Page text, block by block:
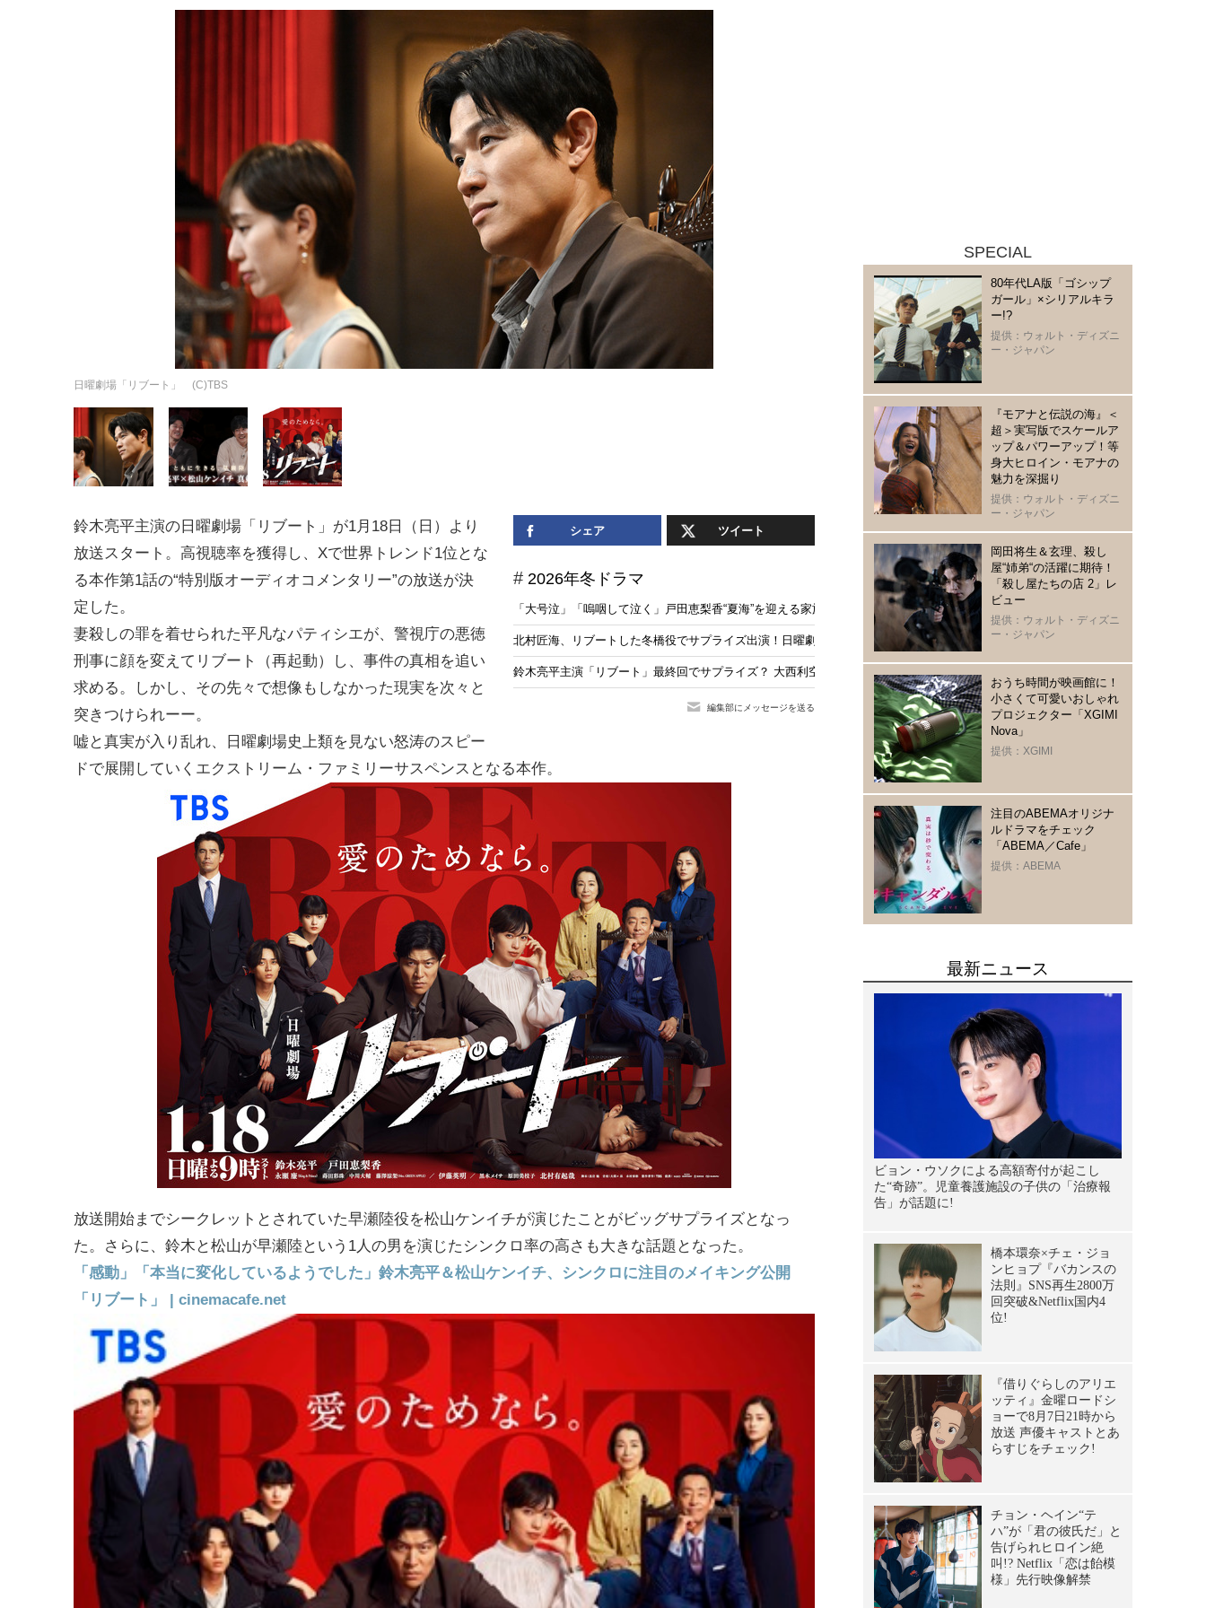
日曜劇場「リブート」 (C)TBS
シェア ツイート
2026年冬ドラマ
「大号泣」「嗚咽して泣く」戸田恵梨香“夏海”を迎える家族の姿に感動の声上がる…「リブート」最終話
北村匠海、リブートした冬橋役でサプライズ出演！日曜劇場「リブート」
鈴木亮平主演「リブート」最終回でサプライズ？ 大西利空“謎の青年”登場も
編集部にメッセージを送る
鈴木亮平主演の日曜劇場「リブート」が1月18日（日）より
放送スタート。高視聴率を獲得し、Xで世界トレンド1位とな
る本作第1話の“特別版オーディオコメンタリー”の放送が決
定した。
妻殺しの罪を着せられた平凡なパティシエが、警視庁の悪徳
刑事に顔を変えてリブート（再起動）し、事件の真相を追い
求める。しかし、その先々で想像もしなかった現実を次々と
突きつけられーー。
嘘と真実が入り乱れ、日曜劇場史上類を見ない怒涛のスピー
ドで展開していくエクストリーム・ファミリーサスペンスとなる本作。
放送開始までシークレットとされていた早瀬陸役を松山ケンイチが演じたことがビッグサプライズとなっ
た。さらに、鈴木と松山が早瀬陸という1人の男を演じたシンクロ率の高さも大きな話題となった。
「感動」「本当に変化しているようでした」鈴木亮平＆松山ケンイチ、シンクロに注目のメイキング公開
「リブート」 | cinemacafe.net
SPECIAL
80年代LA版「ゴシップ
ガール」×シリアルキラ
ー!?
提供：ウォルト・ディズニ
ー・ジャパン
『モアナと伝説の海』＜
超＞実写版でスケールア
ップ＆パワーアップ！等
身大ヒロイン・モアナの
魅力を深掘り
提供：ウォルト・ディズニ
ー・ジャパン
岡田将生＆玄理、殺し
屋“姉弟“の活躍に期待！
「殺し屋たちの店 2」レ
ビュー
提供：ウォルト・ディズニ
ー・ジャパン
おうち時間が映画館に！
小さくて可愛いおしゃれ
プロジェクター「XGIMI
Nova」
提供：XGIMI
注目のABEMAオリジナ
ルドラマをチェック
「ABEMA／Cafe」
提供：ABEMA